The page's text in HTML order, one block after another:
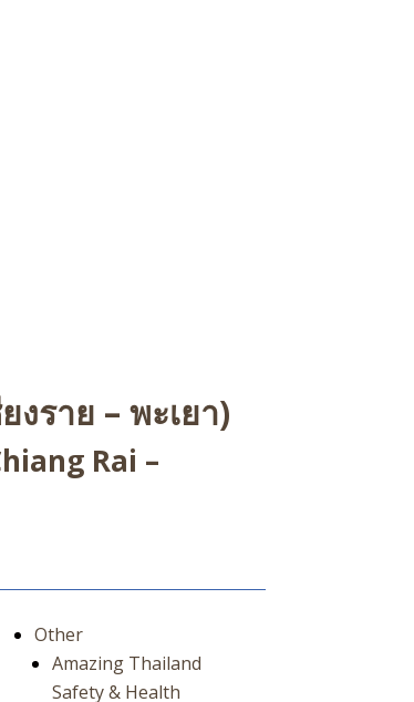
งราย – พะเยา)
Rai –
Other
Amazing Thailand
Safety & Health